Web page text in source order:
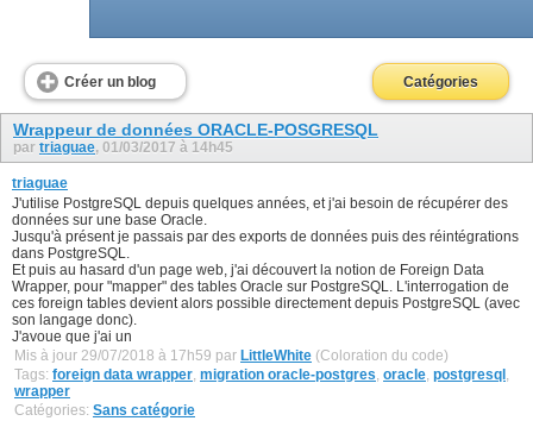
Créer un blog Catégories
Wrappeur de données ORACLE-POSGRESQL
par triaguae, 01/03/2017 à 14h45
triaguae
J'utilise PostgreSQL depuis quelques années, et j'ai besoin de récupérer des
données sur une base Oracle.
Jusqu'à présent je passais par des exports de données puis des réintégrations
dans PostgreSQL.
Et puis au hasard d'un page web, j'ai découvert la notion de Foreign Data
Wrapper, pour "mapper" des tables Oracle sur PostgreSQL. L'interrogation de
ces foreign tables devient alors possible directement depuis PostgreSQL (avec
son langage donc).
J'avoue que j'ai un
Mis à jour 29/07/2018 à 17h59 par LittleWhite (Coloration du code)
Tags: foreign data wrapper, migration oracle-postgres, oracle, postgresql ,
wrapper
Catégories: Sans catégorie